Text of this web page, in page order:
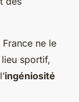
ne le
sportif,
ingéniosité